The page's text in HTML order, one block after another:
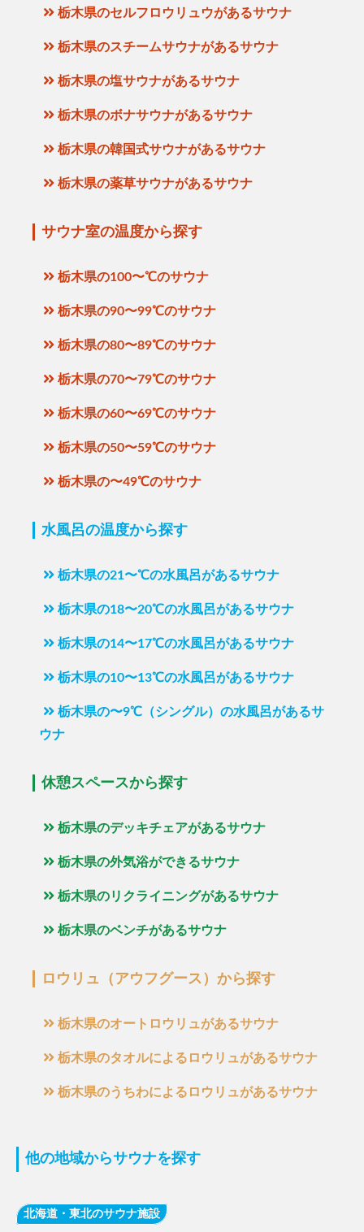
栃木県のセルフロウリュウがあるサウナ
栃木県のスチームサウナがあるサウナ
栃木県の塩サウナがあるサウナ
栃木県のボナサウナがあるサウナ
栃木県の韓国式サウナがあるサウナ
栃木県の薬草サウナがあるサウナ
サウナ室の温度から探す
栃木県の100〜℃のサウナ
栃木県の90〜99℃のサウナ
栃木県の80〜89℃のサウナ
栃木県の70〜79℃のサウナ
栃木県の60〜69℃のサウナ
栃木県の50〜59℃のサウナ
栃木県の〜49℃のサウナ
水風呂の温度から探す
栃木県の21〜℃の水風呂があるサウナ
栃木県の18〜20℃の水風呂があるサウナ
栃木県の14〜17℃の水風呂があるサウナ
栃木県の10〜13℃の水風呂があるサウナ
栃木県の〜9℃（シングル）の水風呂があるサ
ウナ
休憩スペースから探す
栃木県のデッキチェアがあるサウナ
栃木県の外気浴ができるサウナ
栃木県のリクライニングがあるサウナ
栃木県のベンチがあるサウナ
ロウリュ（アウフグース）から探す
栃木県のオートロウリュがあるサウナ
栃木県のタオルによるロウリュがあるサウナ
栃木県のうちわによるロウリュがあるサウナ
他の地域からサウナを探す
北海道・東北のサウナ施設